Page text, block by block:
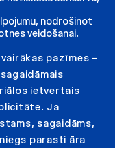
nodrošinot
veidošanai.
pazīmes –
ietvertais
Ja
sagaidāms,
parasti āra